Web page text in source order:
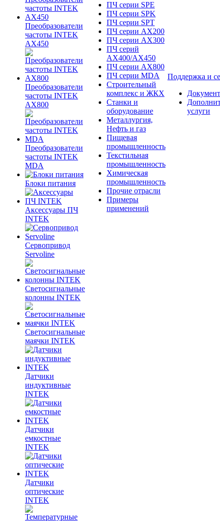
Преобразователи
частоты INTEK
AX450
Преобразователи
частоты INTEK
AX800
Преобразователи
частоты INTEK
MDA
Блоки питания
Аксессуары ПЧ
INTEK
Сервопривод
Servoline
Светосигнальные
колонны INTEK
Светосигнальные
маячки INTEK
Датчики
индуктивные
INTEK
Датчики
емкостные
INTEK
Датчики
оптические
INTEK
ПЧ серии SPE
ПЧ серии SPK
ПЧ серии SPT
ПЧ серии AX200
ПЧ серии AX300
ПЧ серий
AX400/AX450
ПЧ серии AX800
ПЧ серии MDA
Строительный
комплекс и ЖКХ
Станки и
оборудование
Металлургия,
Нефть и газ
Пищевая
промышленность
Текстильная
промышленность
Химическая
промышленность
Прочие отрасли
Примеры
применений
Поддержка и
услуги